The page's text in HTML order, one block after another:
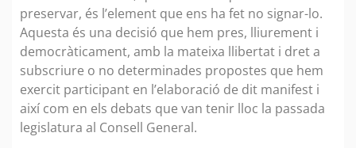
preservar, és l’element que ens ha fet no signar-lo.
Aquesta és una decisió que hem pres, lliurement i
democràticament, amb la mateixa llibertat i dret a
subscriure o no determinades propostes que hem
exercit participant en l’elaboració de dit manifest i
així com en els debats que van tenir lloc la passada
legislatura al Consell General.